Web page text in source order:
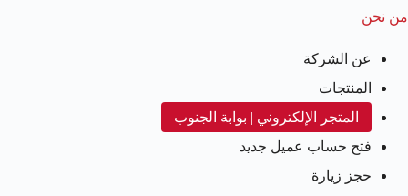
من نحن
عن الشركة
المنتجات
المتجر الإلكتروني | بوابة الجنوب
فتح حساب عميل جديد
حجز زيارة